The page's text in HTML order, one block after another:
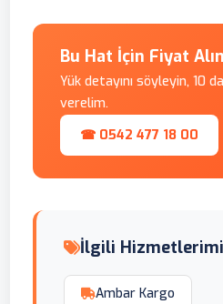
Bu Hat İçin Fiyat Alın
Yük detayını söyleyin, 10
verelim.
☎ 0542 477 18 00
İlgili
Ambar Kargo